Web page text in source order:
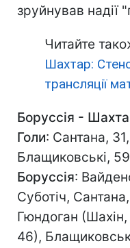
зруйнував надії
Читайте
Шахтар:
трансляції
Боруссія -
Голи: Сантана,
Блащиковські, 59
Боруссія:
Суботіч,
Гюндоган
46),